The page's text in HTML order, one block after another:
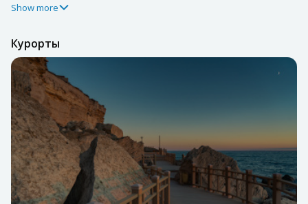
Show more
Курорты